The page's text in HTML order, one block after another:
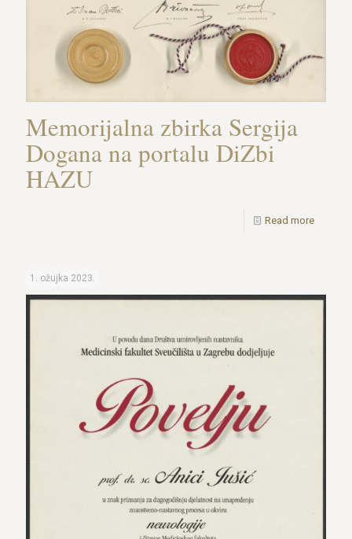
Memorijalna zbirka Sergija
Dogana na portalu DiZbi
HAZU
Read more
1. ožujka 2023.